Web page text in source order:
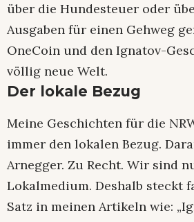
über die Hundesteuer oder
Ausgaben für einen Gehweg
OneCoin und den Ignatov-
völlig neue Welt.
Der lokale Bezug
Meine Geschichten für die
immer den lokalen Bezug.
Arnegger. Zu Recht. Wir sind
Lokalmedium. Deshalb steckt
Satz in meinen Artikeln wie: